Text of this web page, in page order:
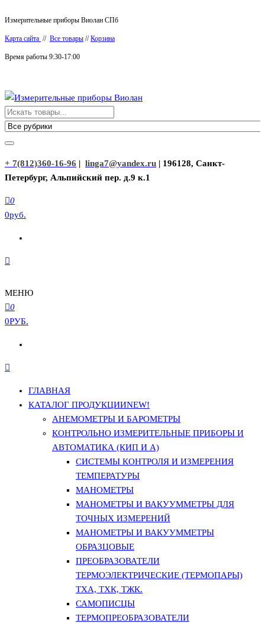
к
содержимому
Измерительные приборы Виолан СПб
Карта сайта // Все товары //Корзина
Время работы 9:30-17:00
Измерительные приборы Виолан
+ 7(812)360-16-96 | linga7@yandex.ru | 196128, Санкт-
Петербург, Альпийский пер. д.9 к.1
0
0руб.
МЕНЮ
0
0РУБ.
ГЛАВНАЯ
КАТАЛОГ ПРОДУКЦИИNEW!
АНЕМОМЕТРЫ И БАРОМЕТРЫ
КОНТРОЛЬНО ИЗМЕРИТЕЛЬНЫЕ ПРИБОРЫ И
АВТОМАТИКА (КИП И А)
СИСТЕМЫ КОНТРОЛЯ И ИЗМЕРЕНИЯ
ТЕМПЕРАТУРЫ
МАНОМЕТРЫ
МАНОМЕТРЫ И ВАКУУММЕТРЫ ДЛЯ
ТОЧНЫХ ИЗМЕРЕНИЙ
МАНОМЕТРЫ И ВАКУУММЕТРЫ
ОБРАЗЦОВЫЕ
ПРЕОБРАЗОВАТЕЛИ
ТЕРМОЭЛЕКТРИЧЕСКИЕ (ТЕРМОПАРЫ)
ТХА, ТХК, ТЖК.
САМОПИСЦЫ
ТЕРМОПРЕОБРАЗОВАТЕЛИ